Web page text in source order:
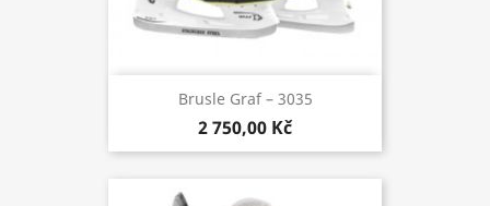
Brusle Graf – 3035
2 750,00 Kč